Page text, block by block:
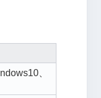
、